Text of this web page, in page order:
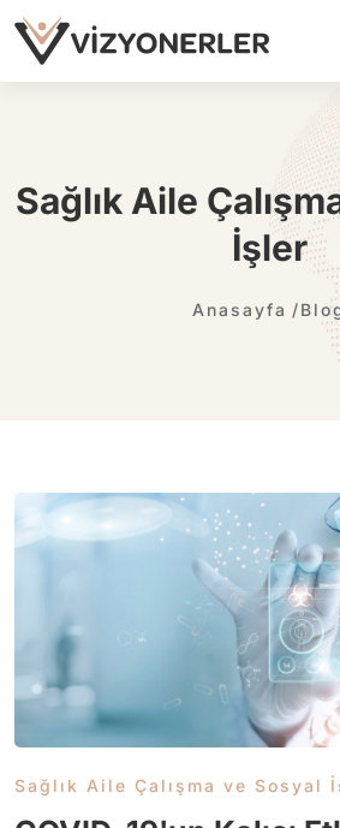
Sağlık Aile
İşler
Anasayfa
Sağlık Aile Çalışma ve Sosyal